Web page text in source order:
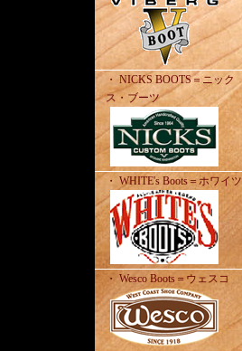
・ NICKS BOOTS＝ニック
ス・ブーツ
・ WHITE's Boots＝ホワイツ
・ Wesco Boots＝ウェスコ